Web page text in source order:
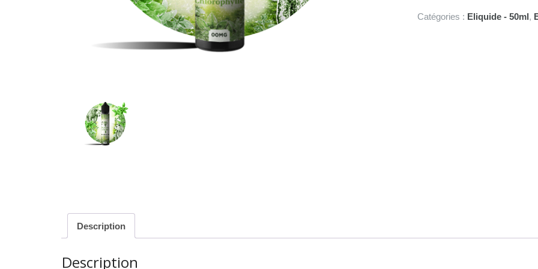
Green
Catégories : Eliquide - 50ml,
Description
Description